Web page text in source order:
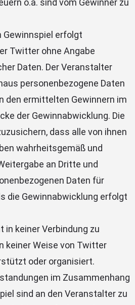
o.ä. sind vom Gewinner zu
Gewinnspiel erfolgt
Twitter ohne Angabe
Daten. Der Veranstalter
personenbezogene Daten
den ermittelten Gewinnern im
der Gewinnabwicklung. Die
dass alle von ihnen
wahrheitsgemäß und
an Dritte und
Daten für
die Gewinnabwicklung erfolgt
in keiner Verbindung zu
keiner Weise von Twitter
oder organisiert.
im Zusammenhang
sind an den Veranstalter zu